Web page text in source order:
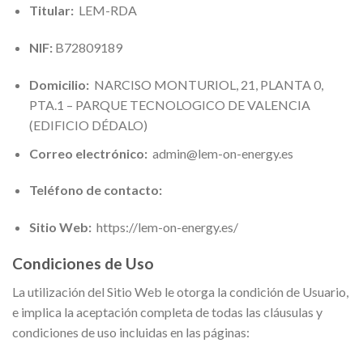
Titular:LEM-RDA
NIF:B72809189
Domicilio:NARCISO MONTURIOL, 21, PLANTA 0,
PTA.1 – PARQUE TECNOLOGICO DE VALENCIA
(EDIFICIO DÉDALO)
Correo electrónico:admin@lem-on-energy.es
Teléfono de contacto:
Sitio Web:https://lem-on-energy.es/
Condiciones de Uso
La utilización del Sitio Web le otorga la condición de Usuario,
e implica la aceptación completa de todas las cláusulas y
condiciones de uso incluidas en las páginas: